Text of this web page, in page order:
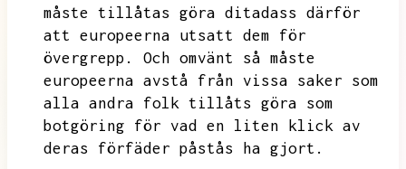
måste tillåtas göra ditadass därför
att europeerna utsatt dem för
övergrepp.
Och omvänt så måste
europeerna avstå från vissa saker som
alla andra folk tillåts göra som
botgöring för vad en liten klick av
deras förfäder påstås ha gjort.